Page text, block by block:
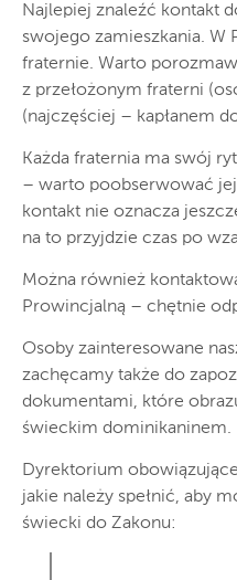
Najlepiej znaleźć kontakt
swojego zamieszkania. W
fraternie. Warto
z przełożonym fraterni
(najczęściej – kapłanem
Każda fraternia ma swój
– warto poobserwować jej
kontakt nie oznacza
na to przyjdzie czas po
Można również
Prowincjalną – chętnie
Osoby zainteresowane
zachęcamy także do
dokumentami, które
świeckim dominikaninem.
Dyrektorium
jakie należy spełnić, aby
świecki do Zakonu: